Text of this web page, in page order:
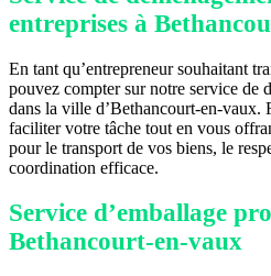
entreprises à
En tant qu’entrepreneur souhaitant
pouvez compter sur notre service de
dans la ville d’Bethancourt-en-vaux.
faciliter votre tâche tout en vous
pour le transport de vos biens, le
coordination efficace.
Service d’emballage
Bethancourt-en-vaux